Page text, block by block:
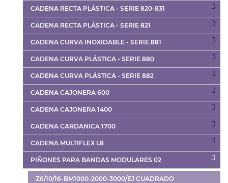
CADENA RECTA PLÁSTICA - SERIE 820-831
CADENA RECTA PLÁSTICA - SERIE 821
CADENA CURVA INOXIDABLE - SERIE 881
CADENA CURVA PLÁSTICA - SERIE 880
CADENA CURVA PLÁSTICA - SERIE 882
CADENA CAJONERA 600
CADENA CAJONERA 1400
CADENA CARDANICA 1700
CADENA MULTIFLEX L8
PIÑONES PARA BANDAS MODULARES 02
Z6/10/16-BM1000-2000-3000/EJ CUADRADO